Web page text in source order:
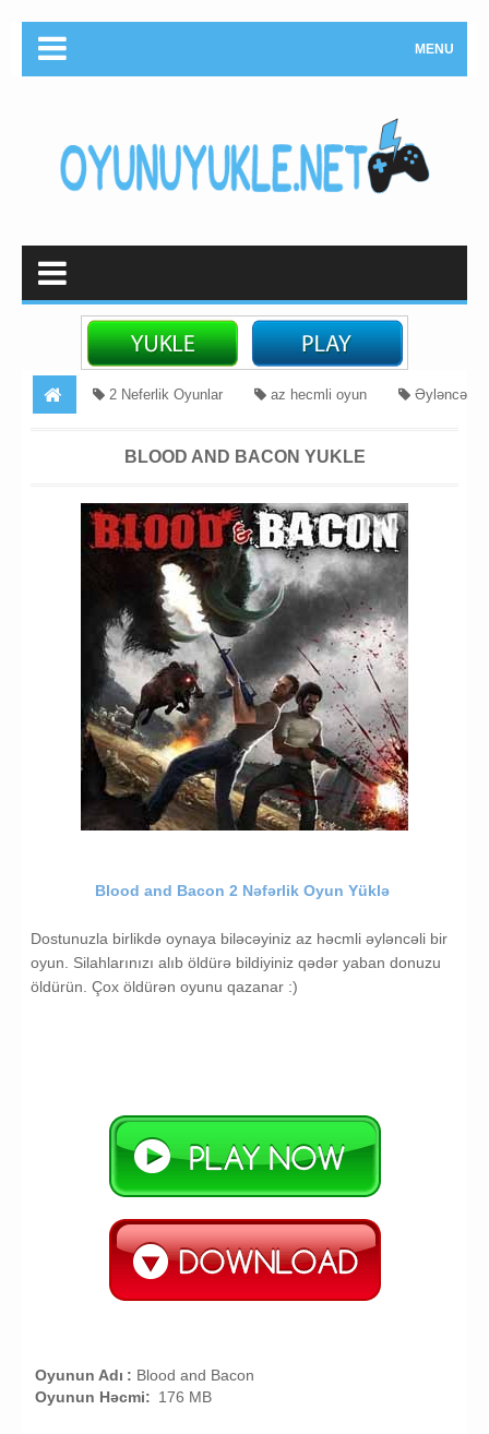
MENU
2 Neferlik Oyunlar az hecmli oyun Əyləncə
BLOOD AND BACON YUKLE
Blood and Bacon 2 Nəfərlik Oyun Yüklə
Dostunuzla birlikdə oynaya biləcəyiniz az həcmli əyləncəli bir
oyun. Silahlarınızı alıb öldürə bildiyiniz qədər yaban donuzu
öldürün. Çox öldürən oyunu qazanar :)
Oyunun Adı : Blood and Bacon
Oyunun Həcmi: 176 MB